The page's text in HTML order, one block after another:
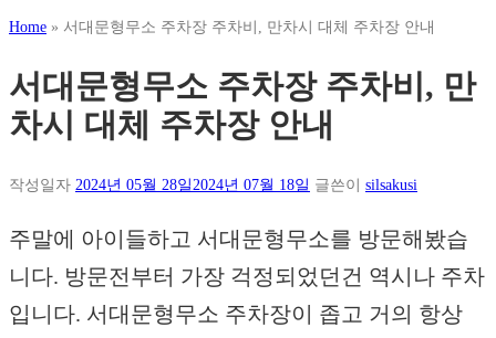
Home » 서대문형무소 주차장 주차비, 만차시 대체 주차장 안내
서대문형무소 주차장 주차비, 만
차시 대체 주차장 안내
작성일자 2024년 05월 28일2024년 07월 18일 글쓴이 silsakusi
주말에 아이들하고 서대문형무소를 방문해봤습
니다. 방문전부터 가장 걱정되었던건 역시나 주차
입니다. 서대문형무소 주차장이 좁고 거의 항상